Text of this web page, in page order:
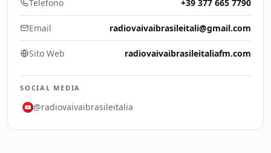
Telefono +39 377 665 7790
Email radiovaivaibrasileitali@gmail.com
Sito Web radiovaivaibrasileitaliafm.com
SOCIAL MEDIA
@radiovaivaibrasileitalia